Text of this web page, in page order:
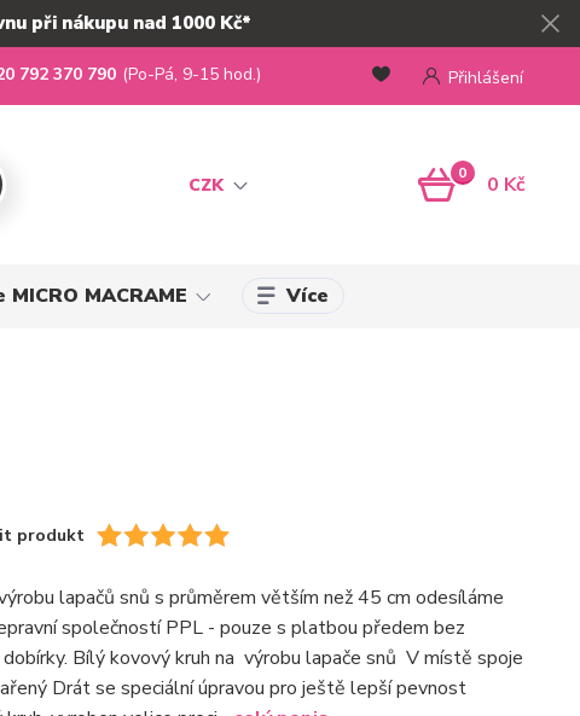
při nákupu nad 1000 Kč*
CZK
Přihlášení
792 370 790 (Po-Pá, 9-15 hod.)
0 0 Kč
MICRO MACRAME Více
produkt
lapačů snů s průměrem větším než 45 cm odesíláme
společností PPL - pouze s platbou předem bez
Bílý kovový kruh na výrobu lapače snů V místě spoje
Drát se speciální úpravou pro ještě lepší pevnost